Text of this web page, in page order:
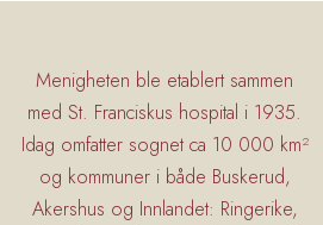
Menigheten ble etablert sammen
med St. Franciskus hospital i 1935.
Idag omfatter sognet ca 10 000 km²
og kommuner i både Buskerud,
Akershus og Innlandet: Ringerike,